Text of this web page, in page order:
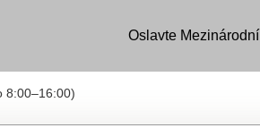
Oslavte
8:00–16:00)